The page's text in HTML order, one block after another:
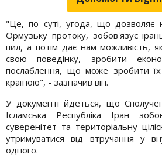
"Це, по суті, угода, що дозволяє
Ормузьку протоку, зобов'язує
пил, а потім дає нам можливість,
свою поведінку, зробити
послаблення, що може зробити
країною", - зазначив він.
У документі йдеться, що
Ісламська Республіка Іран
суверенітет та територіальну
утримуватися від втручання у
одного.